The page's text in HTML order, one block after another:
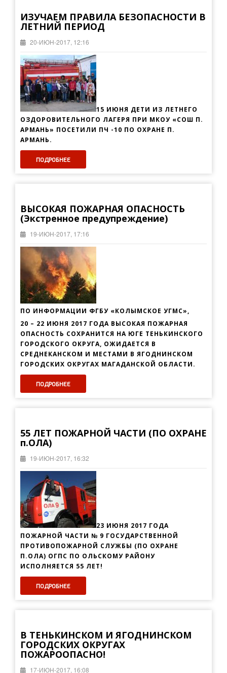
ИЗУЧАЕМ ПРАВИЛА БЕЗОПАСНОСТИ В
ЛЕТНИЙ ПЕРИОД
20-ИЮН-2017, 12:16
15 ИЮНЯ ДЕТИ ИЗ ЛЕТНЕГО
ОЗДОРОВИТЕЛЬНОГО ЛАГЕРЯ ПРИ МКОУ «СОШ П.
АРМАНЬ» ПОСЕТИЛИ ПЧ -10 ПО ОХРАНЕ П.
АРМАНЬ.
ПОДРОБНЕЕ
ВЫСОКАЯ ПОЖАРНАЯ ОПАСНОСТЬ
(Экстренное предупреждение)
19-ИЮН-2017, 17:16
ПО ИНФОРМАЦИИ ФГБУ «КОЛЫМСКОЕ УГМС»,
20 – 22 ИЮНЯ 2017 ГОДА ВЫСОКАЯ ПОЖАРНАЯ
ОПАСНОСТЬ СОХРАНИТСЯ НА ЮГЕ ТЕНЬКИНСКОГО
ГОРОДСКОГО ОКРУГА, ОЖИДАЕТСЯ В
СРЕДНЕКАНСКОМ И МЕСТАМИ В ЯГОДНИНСКОМ
ГОРОДСКИХ ОКРУГАХ МАГАДАНСКОЙ ОБЛАСТИ.
ПОДРОБНЕЕ
55 ЛЕТ ПОЖАРНОЙ ЧАСТИ (ПО ОХРАНЕ
п.ОЛА)
19-ИЮН-2017, 16:32
23 ИЮНЯ 2017 ГОДА
ПОЖАРНОЙ ЧАСТИ № 9 ГОСУДАРСТВЕННОЙ
ПРОТИВОПОЖАРНОЙ СЛУЖБЫ (ПО ОХРАНЕ
П.ОЛА) ОГПС ПО ОЛЬСКОМУ РАЙОНУ
ИСПОЛНЯЕТСЯ 55 ЛЕТ!
ПОДРОБНЕЕ
В ТЕНЬКИНСКОМ И ЯГОДНИНСКОМ
ГОРОДСКИХ ОКРУГАХ
ПОЖАРООПАСНО!
17-ИЮН-2017, 16:08